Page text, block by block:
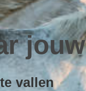
vallen